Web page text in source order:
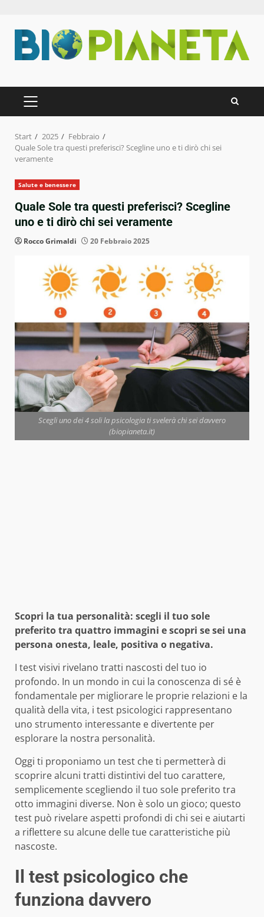
Inhalt
springen
PRIMÄRES
MENÜ
Start 2025
Febbraio
Quale Sole tra questi preferisci? Scegline uno e ti dirò chi sei
veramente
Salute e benessere
Quale Sole tra questi preferisci? Scegline
uno e ti dirò chi sei veramente
Rocco Grimaldi 20 Febbraio 2025
Scegli uno dei 4 soli la psicologia ti svelerà chi sei davvero
(biopianeta.it)
Scopri la tua personalità: scegli il tuo sole
preferito tra quattro immagini e scopri se sei una
persona onesta, leale, positiva o negativa.
I test visivi rivelano tratti nascosti del tuo io
profondo. In un mondo in cui la conoscenza di sé è
fondamentale per migliorare le proprie relazioni e la
qualità della vita, i test psicologici rappresentano
uno strumento interessante e divertente per
esplorare la nostra personalità.
Oggi ti proponiamo un test che ti permetterà di
scoprire alcuni tratti distintivi del tuo carattere,
semplicemente scegliendo il tuo sole preferito tra
otto immagini diverse. Non è solo un gioco; questo
test può rivelare aspetti profondi di chi sei e aiutarti
a riflettere su alcune delle tue caratteristiche più
nascoste.
Il test psicologico che
funziona davvero